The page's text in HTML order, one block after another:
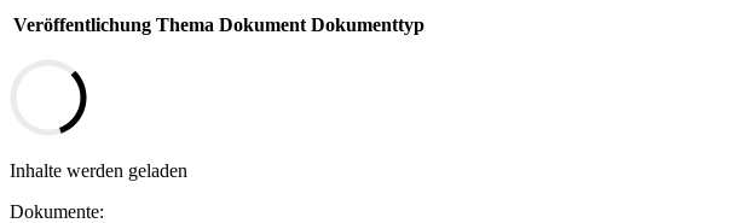
Veröffentlichung Thema Dokument Dokumenttyp
Inhalte werden geladen
Dokumente: